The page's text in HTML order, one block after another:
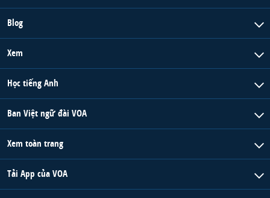
Blog
Xem
Học tiếng Anh
Ban Việt ngữ đài VOA
Xem toàn trang
Tải App của VOA